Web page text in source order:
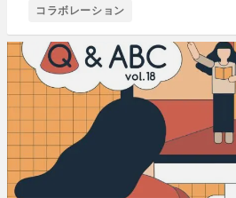
コラボレーション